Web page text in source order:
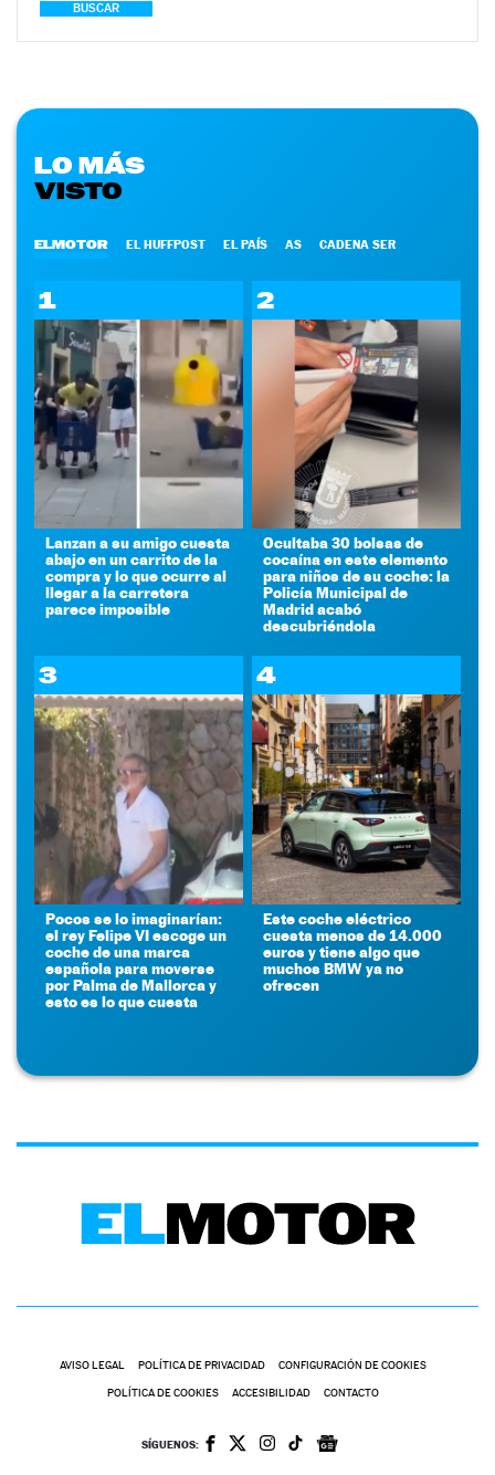
BUSCAR
LO MÁS
VISTO
ELMOTOR EL HUFFPOST EL PAÍS AS CADENA SER
1
Lanzan a su amigo cuesta
abajo en un carrito de la
compra y lo que ocurre al
llegar a la carretera
parece imposible
2
Ocultaba 30 bolsas de
cocaína en este elemento
para niños de su coche: la
Policía Municipal de
Madrid acabó
descubriéndola
3
Pocos se lo imaginarían:
el rey Felipe VI escoge un
coche de una marca
española para moverse
por Palma de Mallorca y
esto es lo que cuesta
4
Este coche eléctrico
cuesta menos de 14.000
euros y tiene algo que
muchos BMW ya no
ofrecen
AVISO LEGAL POLÍTICA DE PRIVACIDAD CONFIGURACIÓN DE COOKIES
POLÍTICA DE COOKIES ACCESIBILIDAD CONTACTO
SÍGUENOS: